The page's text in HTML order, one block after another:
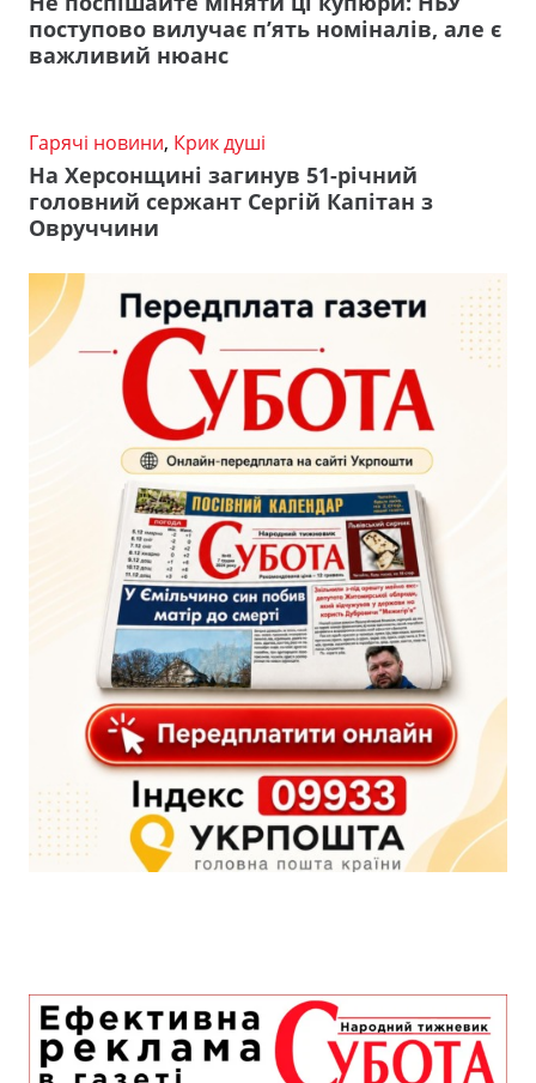
поступово вилучає п’ять номіналів, але є
важливий нюанс
Гарячі новини, Крик душі
На Херсонщині загинув 51-річний
головний сержант Сергій Капітан з
Овруччини